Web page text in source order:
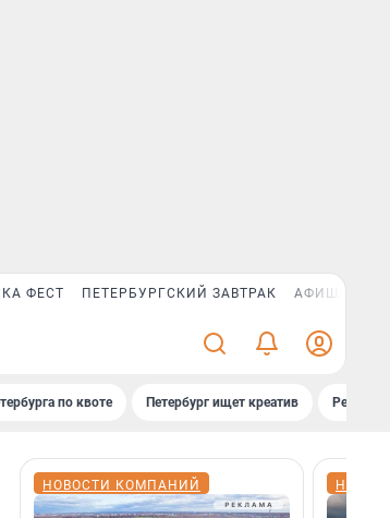
ФЕСТ ПЕТЕРБУРГСКИЙ ЗАВТРАК АФИША PLUS
по квоте Петербург ищет креатив
НОВОСТИ КОМПАНИЙ